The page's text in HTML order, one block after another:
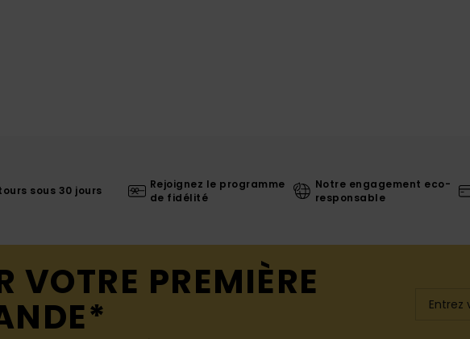
sous 30 jours
Rejoignez le programme
de fidélité
Notre engagement eco-
responsable
VOTRE PREMIÈRE